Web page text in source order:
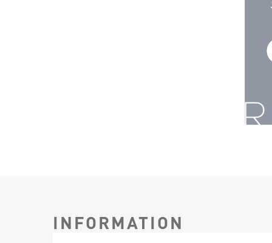
INFORMATION